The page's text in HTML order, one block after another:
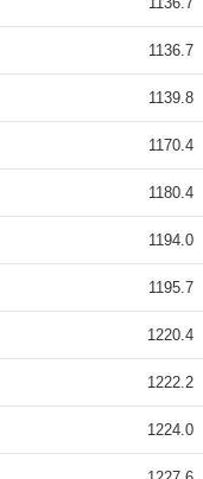
1136.7
1139.8
1170.4
1180.4
1194.0
1195.7
1220.4
1222.2
1224.0